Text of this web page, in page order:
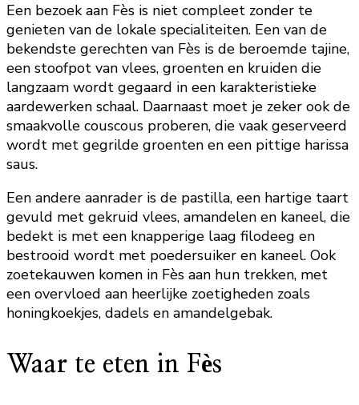
Een bezoek aan Fès is niet compleet zonder te
genieten van de lokale specialiteiten. Een van de
bekendste gerechten van Fès is de beroemde tajine,
een stoofpot van vlees, groenten en kruiden die
langzaam wordt gegaard in een karakteristieke
aardewerken schaal. Daarnaast moet je zeker ook de
smaakvolle couscous proberen, die vaak geserveerd
wordt met gegrilde groenten en een pittige harissa
saus.
Een andere aanrader is de pastilla, een hartige taart
gevuld met gekruid vlees, amandelen en kaneel, die
bedekt is met een knapperige laag filodeeg en
bestrooid wordt met poedersuiker en kaneel. Ook
zoetekauwen komen in Fès aan hun trekken, met
een overvloed aan heerlijke zoetigheden zoals
honingkoekjes, dadels en amandelgebak.
Waar te eten in Fès